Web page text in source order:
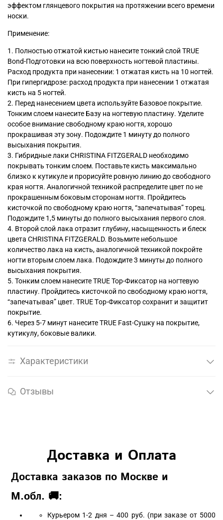
эффектом глянцевого покрытия на протяжении всего времени
носки.
Применение:
1. Полностью отжатой кистью нанесите тонкий слой TRUE
Bond-Подготовки на всю поверхность ногтевой пластины.
Расход продукта при нанесении: 1 отжатая кисть на 10 ногтей.
При гипергидрозе: расход продукта при нанесении 1 отжатая
кисть на 5 ногтей.
2. Перед нанесением цвета используйте Базовое покрытие.
Тонким слоем нанесите Базу на ногтевую пластину. Уделите
особое внимание свободному краю ногтя, хорошо
прокрашивая эту зону. Подождите 1 минуту до полного
высыхания покрытия.
3. Гибридные лаки CHRISTINA FITZGERALD необходимо
покрывать тонким слоем. Поставьте кисть максимально
близко к кутикуле и прорисуйте ровную линию до свободного
края ногтя. Аналогичной техникой распределите цвет по не
прокрашенным боковым сторонам ногтя. Пройдитесь
кисточкой по свободному краю ногтя, “запечатывая” торец.
Подождите 1,5 минуты до полного высыхания первого слоя.
4. Второй слой лака отразит глубину, насыщенность и блеск
цвета CHRISTINA FITZGERALD. Возьмите небольшое
количество лака на кисть, аналогичной техникой покройте
ногти вторым слоем лака. Подождите 3 минуты до полного
высыхания покрытия.
5. Тонким слоем нанесите TRUE Top-Фиксатор на ногтевую
пластину. Пройдитесь кисточкой по свободному краю ногтя,
“запечатывая” цвет. TRUE Tоp-Фиксатор сохранит и защитит
покрытие.
6. Через 5-7 минут нанесите TRUE Fast-Сушку на покрытие,
кутикулу, боковые валики.
Характеристики
Отзывы
Доставка и Оплата
Доставка заказов по Москве и
М.обл. 🚚:
Курьером 1-2 дня – 400 руб. (при заказе от 5000